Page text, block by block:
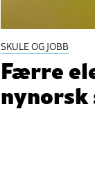
SKULE OG JOBB
Færre
nynorsk